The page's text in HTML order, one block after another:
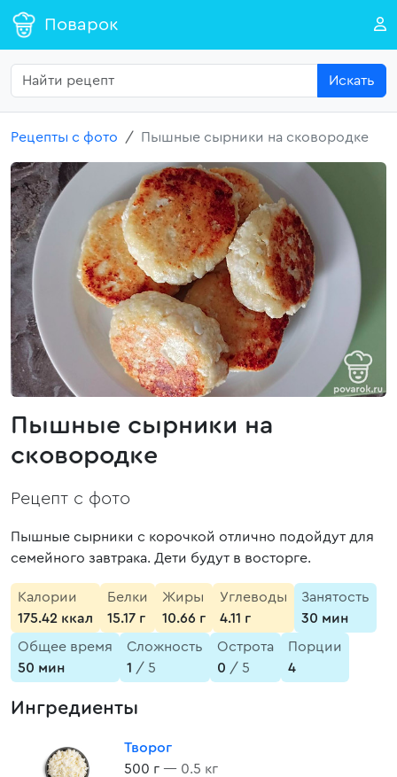
Поварок
Искать
Рецепты с фото Пышные сырники на сковородке
Пышные сырники на
сковородке
Рецепт с фото
Пышные сырники с корочкой отлично подойдут для
семейного завтрака. Дети будут в восторге.
Калории
175.42 ккал
Белки
15.17 г
Жиры
10.66 г
Углеводы
4.11 г
Занятость
30 мин
Общее время
50 мин
Сложность
1 / 5
Острота
0 / 5
Порции
4
Ингредиенты
Творог
500 г — 0.5 кг